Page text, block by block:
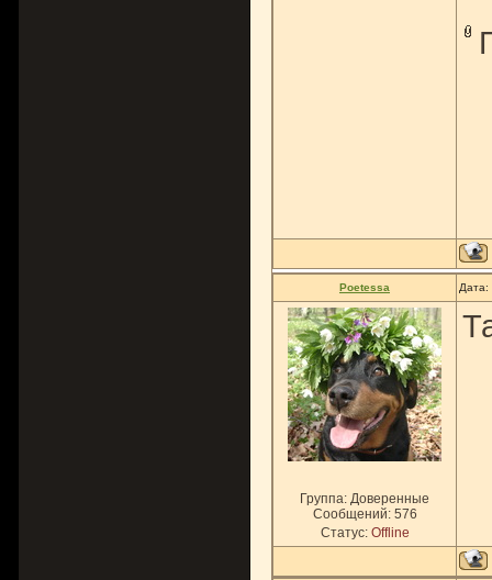
Poetessa Дата:
Группа: Доверенные
Сообщений: 576
Статус: Offline